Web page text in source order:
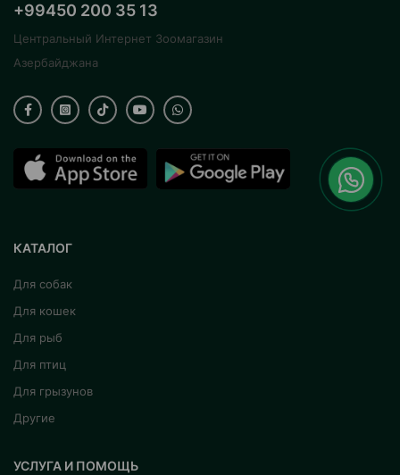
+99450 200 35 13
Центральный Интернет Зоомагазин
Азербайджана
КАТАЛОГ
Для собак
Для кошек
Для рыб
Для птиц
Для грызунов
Другие
УСЛУГА И ПОМОЩЬ